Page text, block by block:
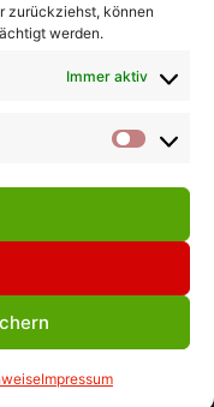
zurückziehst, können
werden.
Immer aktiv
Impressum
Cookie Richtlinie